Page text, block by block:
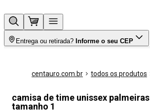
Entrega ou retirada? Informe o seu CEP
centauro.com.br todos os produtos
camisa de time unissex palmeiras
tamanho 1